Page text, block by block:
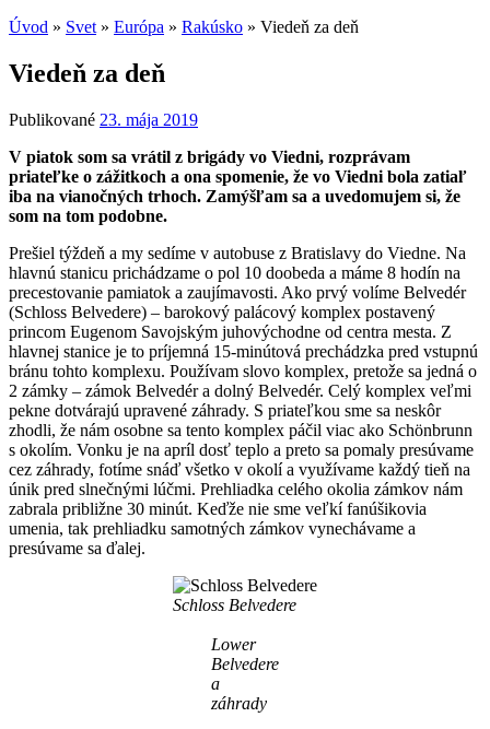
Úvod » Svet » Európa » Rakúsko » Viedeň za deň
Viedeň za deň
Publikované 23. mája 2019
V piatok som sa vrátil z brigády vo Viedni, rozprávam
priateľke o zážitkoch a ona spomenie, že vo Viedni bola zatiaľ
iba na vianočných trhoch. Zamýšľam sa a uvedomujem si, že
som na tom podobne.
Prešiel týždeň a my sedíme v autobuse z Bratislavy do Viedne. Na
hlavnú stanicu prichádzame o pol 10 doobeda a máme 8 hodín na
precestovanie pamiatok a zaujímavosti. Ako prvý volíme Belvedér
(Schloss Belvedere) – barokový palácový komplex postavený
princom Eugenom Savojským juhovýchodne od centra mesta. Z
hlavnej stanice je to príjemná 15-minútová prechádzka pred vstupnú
bránu tohto komplexu. Používam slovo komplex, pretože sa jedná o
2 zámky – zámok Belvedér a dolný Belvedér. Celý komplex veľmi
pekne dotvárajú upravené záhrady. S priateľkou sme sa neskôr
zhodli, že nám osobne sa tento komplex páčil viac ako Schönbrunn
s okolím. Vonku je na apríl dosť teplo a preto sa pomaly presúvame
cez záhrady, fotíme snáď všetko v okolí a využívame každý tieň na
únik pred slnečnými lúčmi. Prehliadka celého okolia zámkov nám
zabrala približne 30 minút. Keďže nie sme veľkí fanúšikovia
umenia, tak prehliadku samotných zámkov vynechávame a
presúvame sa ďalej.
Schloss Belvedere
Lower
Belvedere
a
záhrady